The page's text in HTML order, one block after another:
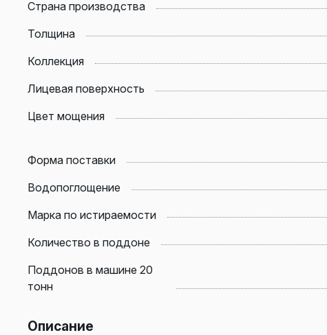
Страна производства
Толщина
Коллекция
Лицевая поверхность
Цвет мощения
Форма поставки
Водопоглощение
Марка по истираемости
Количество в поддоне
Поддонов в машине 20
тонн
Описание